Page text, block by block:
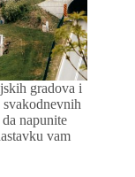
gradova i
napunite
vam